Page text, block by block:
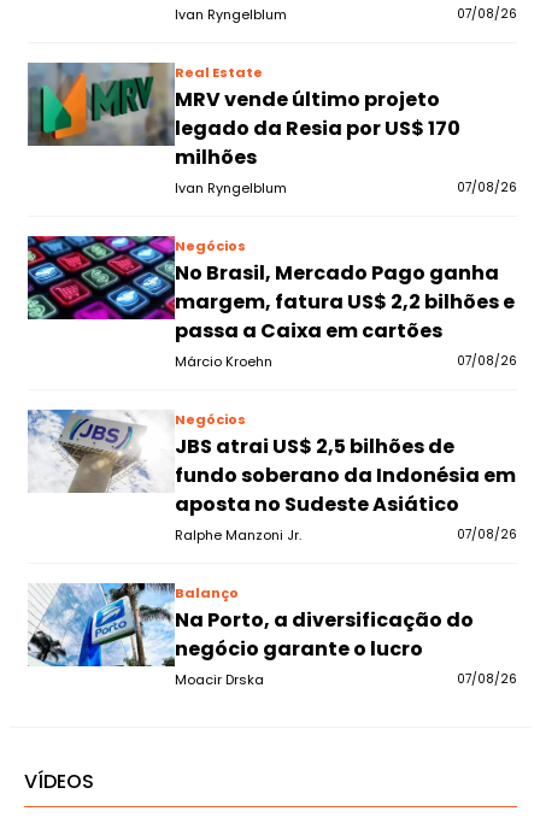
Ivan Ryngelblum 07/08/26
Real Estate
MRV vende último projeto
legado da Resia por US$ 170
milhões
Ivan Ryngelblum 07/08/26
Negócios
No Brasil, Mercado Pago ganha
margem, fatura US$ 2,2 bilhões e
passa a Caixa em cartões
Márcio Kroehn 07/08/26
Negócios
JBS atrai US$ 2,5 bilhões de
fundo soberano da Indonésia em
aposta no Sudeste Asiático
Ralphe Manzoni Jr. 07/08/26
Balanço
Na Porto, a diversificação do
negócio garante o lucro
Moacir Drska 07/08/26
VÍDEOS